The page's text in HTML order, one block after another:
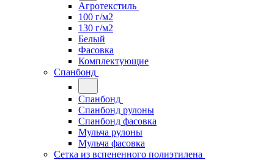
Агротекстиль
100 г/м2
130 г/м2
Белый
Фасовка
Комплектующие
Спанбонд
Спанбонд
Спанбонд рулоны
Спанбонд фасовка
Мульча рулоны
Мульча фасовка
Сетка из вспененного полиэтилена